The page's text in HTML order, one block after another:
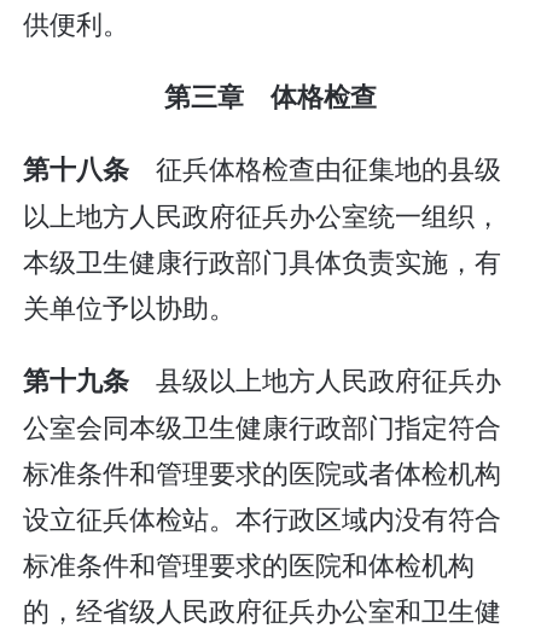
供便利。
第三章 体格检查
第十八条 征兵体格检查由征集地的县级
以上地方人民政府征兵办公室统一组织，
本级卫生健康行政部门具体负责实施，有
关单位予以协助。
第十九条 县级以上地方人民政府征兵办
公室会同本级卫生健康行政部门指定符合
标准条件和管理要求的医院或者体检机构
设立征兵体检站。本行政区域内没有符合
标准条件和管理要求的医院和体检机构
的，经省级人民政府征兵办公室和卫生健